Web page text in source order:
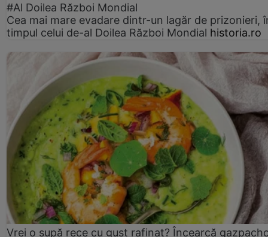
#Al Doilea Război Mondial
Cea mai mare evadare dintr-un lagăr de prizonieri,
timpul celui de-al Doilea Război Mondial historia.ro
Vrei o supă rece cu gust rafinat? Încearcă